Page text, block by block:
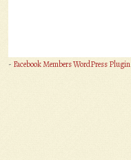
- Facebook Members WordPress Plugin